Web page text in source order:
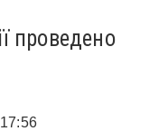
проведено
17:56